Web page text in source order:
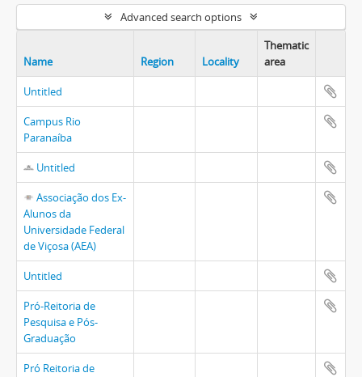
Advanced search options
Name Region Locality
Thematic
area
Untitled
Campus Rio
Paranaíba
Untitled
Associação dos Ex-
Alunos da
Universidade Federal
de Viçosa (AEA)
Untitled
Pró-Reitoria de
Pesquisa e Pós-
Graduação
Pró Reitoria de